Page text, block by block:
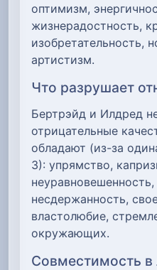
оптимизм,
жизнерадостность,
изобретательность,
артистизм.
Что разрушает
Бертрэйд и Илдред
отрицательные
обладают (из-за
3): упрямство,
несдержанность,
властолюбие,
окружающих.
Совместимость